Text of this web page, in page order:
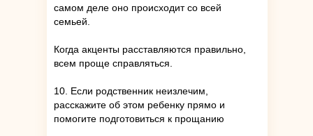
самом деле оно происходит со всей
семьей.
Когда акценты расставляются правильно,
всем проще справляться.
10. Если родственник неизлечим,
расскажите об этом ребенку прямо и
помогите подготовиться к прощанию